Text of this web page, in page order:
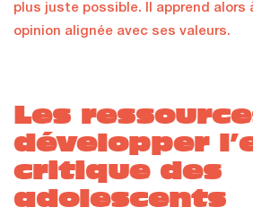
plus juste possible. Il apprend alors
opinion alignée avec ses valeurs.
Les
développer
critique des
adolescents